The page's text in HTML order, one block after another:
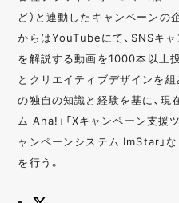
ど）と連動したキャンペーンの
からはYouTubeにて、SNSキ
を解説する動画を1000本以上
とクリエイティブデザインを
の独自の知識と経験を基に、現
ム Aha!」「Xキャンペーン支
ャンペーンシステム ImStar」
を行う。